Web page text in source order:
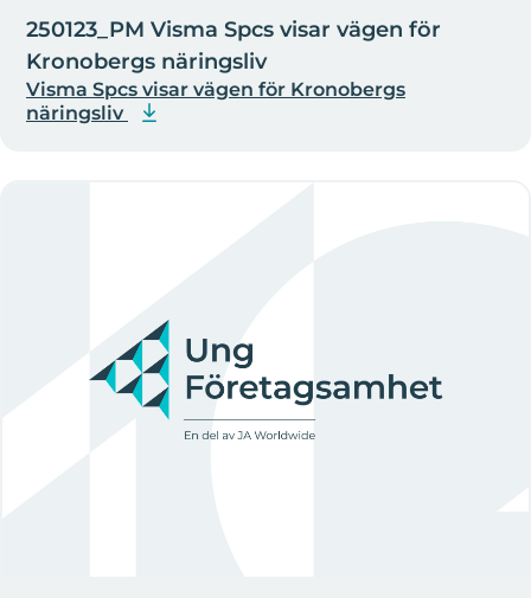
250123_PM Visma Spcs visar vägen för
Kronobergs näringsliv
Visma Spcs visar vägen för Kronobergs
näringsliv